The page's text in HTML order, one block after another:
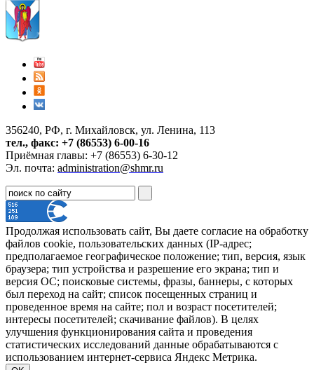
356240, РФ, г. Михайловск, ул. Ленина, 113
тел., факс: +7 (86553) 6-00-16
Приёмная главы: +7 (86553) 6-30-12
Эл. почта: administration@shmr.ru
Продолжая использовать сайт, Вы даете согласие на обработку
файлов cookie, пользовательских данных (IP-адрес;
предполагаемое географическое положение; тип, версия, язык
браузера; тип устройства и разрешение его экрана; тип и
версия ОС; поисковые системы, фразы, баннеры, с которых
был переход на сайт; список посещенных страниц и
проведенное время на сайте; пол и возраст посетителей;
интересы посетителей; скачивание файлов). В целях
улучшения функционирования сайта и проведения
статистических исследований данные обрабатываются с
использованием интернет-сервиса Яндекс Метрика.